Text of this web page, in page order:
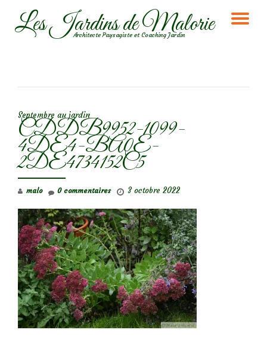
AllerLes Jardins de Malorie
Architecte Paysagiste et Coaching Jardin
Septembre au jardin
CDDB9952-1099-
4DE4-BA0E-
2DE4734152C5
malo 3 octobre 2022
0 commentaires